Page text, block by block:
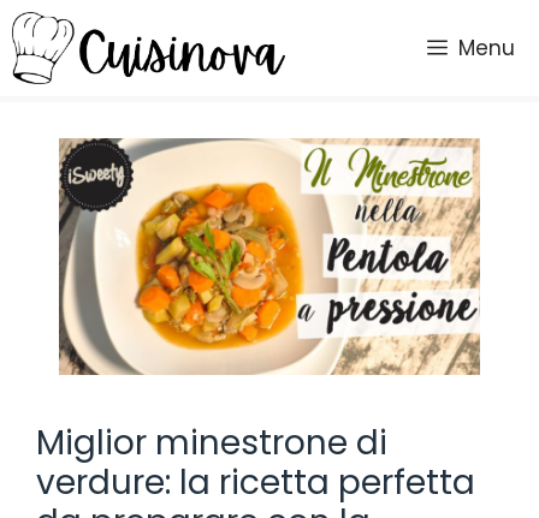
Vai
al
contenuto
Menu
Miglior minestrone di
verdure: la ricetta perfetta